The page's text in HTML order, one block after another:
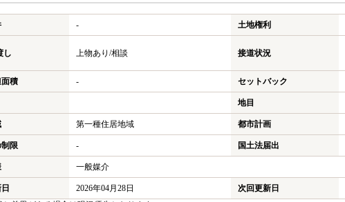
- 土地権利
し 上物あり/相談 接道状況
積 - セットバック
地目
第一種住居地域 都市計画
限 - 国土法届出
一般媒介
2026年04月28日 次回更新日